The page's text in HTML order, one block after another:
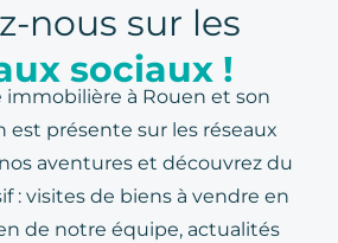
nous sur les
sociaux !
immobilière à Rouen et son
est présente sur les réseaux
aventures et découvrez du
: visites de biens à vendre en
de notre équipe, actualités